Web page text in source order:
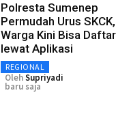
Polresta Sumenep
Permudah Urus SKCK,
Warga Kini Bisa Daftar
lewat Aplikasi
REGIONAL
OlehSupriyadi
baru saja